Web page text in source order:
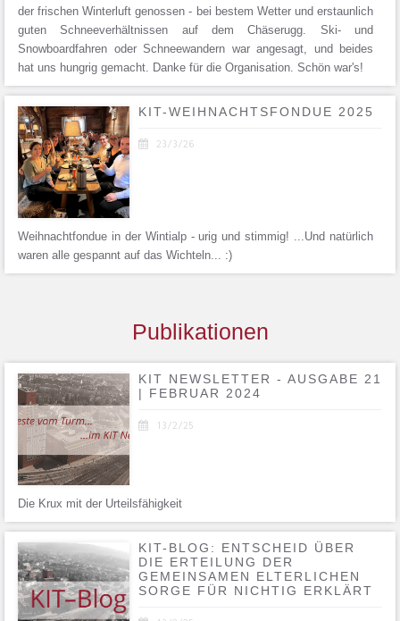
der frischen Winterluft genossen - bei bestem Wetter und erstaunlich
guten Schneeverhältnissen auf dem Chäserugg. Ski- und
Snowboardfahren oder Schneewandern war angesagt, und beides
hat uns hungrig gemacht. Danke für die Organisation. Schön war's!
KIT-WEIHNACHTSFONDUE 2025
 23/3/26
Weihnachtfondue in der Wintialp - urig und stimmig! ...Und natürlich
waren alle gespannt auf das Wichteln... :)
Publikationen
KIT NEWSLETTER - AUSGABE 21
| FEBRUAR 2024
 13/2/25
Die Krux mit der Urteilsfähigkeit
KIT-BLOG: ENTSCHEID ÜBER
DIE ERTEILUNG DER
GEMEINSAMEN ELTERLICHEN
SORGE FÜR NICHTIG ERKLÄRT